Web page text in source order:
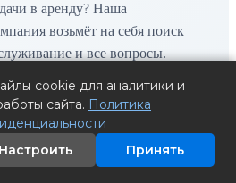
в аренду? Наша
возьмёт на себя поиск
и все вопросы.
языке
русский, немецкий,
и другие языки. Лицензия
ассоциации Asivega.
cookie для аналитики и
сайта. Политика
Настроить Принять